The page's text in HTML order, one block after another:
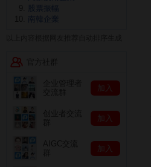
股票振幅
南韓企業
加入
加入
加入